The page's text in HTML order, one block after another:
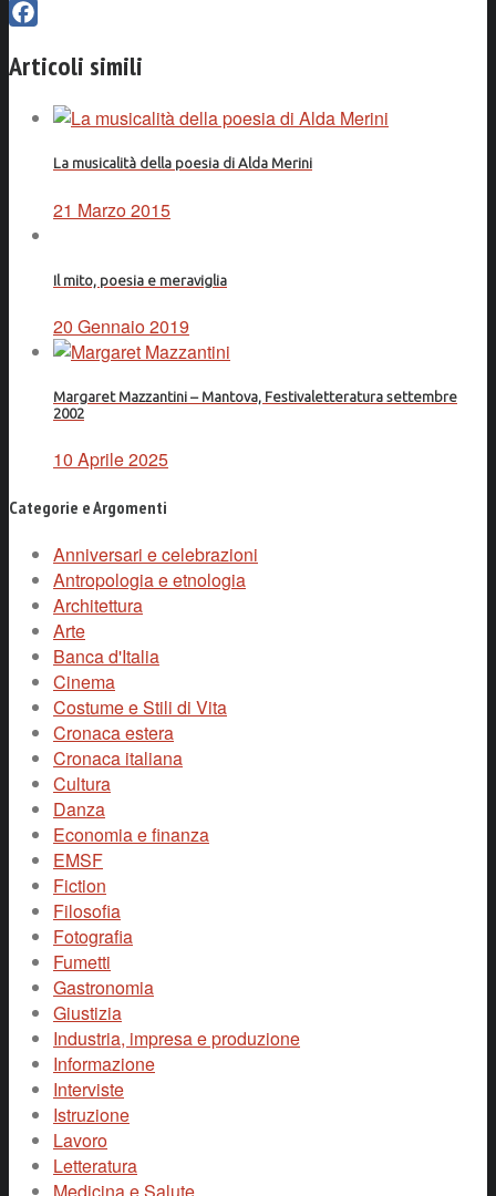
Articoli simili
La musicalità della poesia di Alda Merini
21 Marzo 2015
Il mito, poesia e meraviglia
20 Gennaio 2019
Margaret Mazzantini – Mantova, Festivaletteratura settembre
2002
10 Aprile 2025
Categorie e Argomenti
Anniversari e celebrazioni
Antropologia e etnologia
Architettura
Arte
Banca d'Italia
Cinema
Costume e Stili di Vita
Cronaca estera
Cronaca italiana
Cultura
Danza
Economia e finanza
EMSF
Fiction
Filosofia
Fotografia
Fumetti
Gastronomia
Giustizia
Industria, impresa e produzione
Informazione
Interviste
Istruzione
Lavoro
Letteratura
Medicina e Salute